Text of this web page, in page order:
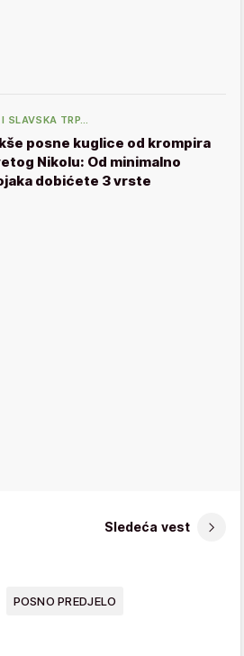
SLAVSKA TRP…
posne kuglice od krompira
Nikolu: Od minimalno
dobićete 3 vrste
Sledeća vest
POSNO PREDJELO